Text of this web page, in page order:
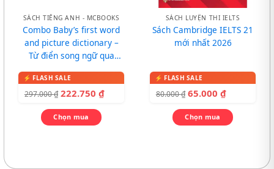
SÁCH TIẾNG ANH - MCBOOKS
Combo Baby’s first word
and picture dictionary –
Từ điển song ngữ qua
297.000₫ 222.750 ₫
Chọn mua
SÁCH LUYỆN THI IELTS
Sách Cambridge IELTS 21
mới nhất 2026
80.000₫ 65.000 ₫
Chọn mua